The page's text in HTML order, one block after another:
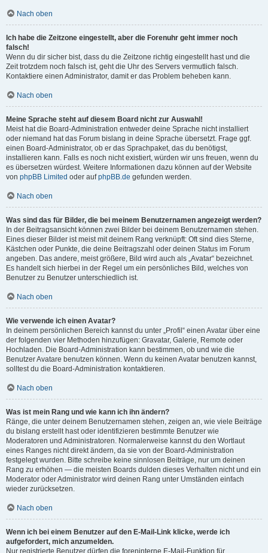
Nach oben
Ich habe die Zeitzone eingestellt, aber die Forenuhr geht immer noch
falsch!
Wenn du dir sicher bist, dass du die Zeitzone richtig eingestellt hast und die
Zeit trotzdem noch falsch ist, geht die Uhr des Servers vermutlich falsch.
Kontaktiere einen Administrator, damit er das Problem beheben kann.
Nach oben
Meine Sprache steht auf diesem Board nicht zur Auswahl!
Meist hat die Board-Administration entweder deine Sprache nicht installiert
oder niemand hat das Forum bislang in deine Sprache übersetzt. Frage ggf.
einen Board-Administrator, ob er das Sprachpaket, das du benötigst,
installieren kann. Falls es noch nicht existiert, würden wir uns freuen, wenn du
es übersetzen würdest. Weitere Informationen dazu können auf der Website
von phpBB Limited oder aufphpBB.de gefunden werden.
Nach oben
Was sind das für Bilder, die bei meinem Benutzernamen angezeigt werden?
In der Beitragsansicht können zwei Bilder bei deinem Benutzernamen stehen.
Eines dieser Bilder ist meist mit deinem Rang verknüpft: Oft sind dies Sterne,
Kästchen oder Punkte, die deine Beitragszahl oder deinen Status im Forum
angeben. Das andere, meist größere, Bild wird auch als „Avatar“ bezeichnet.
Es handelt sich hierbei in der Regel um ein persönliches Bild, welches von
Benutzer zu Benutzer unterschiedlich ist.
Nach oben
Wie verwende ich einen Avatar?
In deinem persönlichen Bereich kannst du unter „Profil“ einen Avatar über eine
der folgenden vier Methoden hinzufügen: Gravatar, Galerie, Remote oder
Hochladen. Die Board-Administration kann bestimmen, ob und wie die
Benutzer Avatare benutzen können. Wenn du keinen Avatar benutzen kannst,
solltest du die Board-Administration kontaktieren.
Nach oben
Was ist mein Rang und wie kann ich ihn ändern?
Ränge, die unter deinem Benutzernamen stehen, zeigen an, wie viele Beiträge
du bislang erstellt hast oder identifizieren bestimmte Benutzer wie
Moderatoren und Administratoren. Normalerweise kannst du den Wortlaut
eines Ranges nicht direkt ändern, da sie von der Board-Administration
festgelegt wurden. Bitte schreibe keine sinnlosen Beiträge, nur um deinen
Rang zu erhöhen — die meisten Boards dulden dieses Verhalten nicht und ein
Moderator oder Administrator wird deinen Rang unter Umständen einfach
wieder zurücksetzen.
Nach oben
Wenn ich bei einem Benutzer auf den E-Mail-Link klicke, werde ich
aufgefordert, mich anzumelden.